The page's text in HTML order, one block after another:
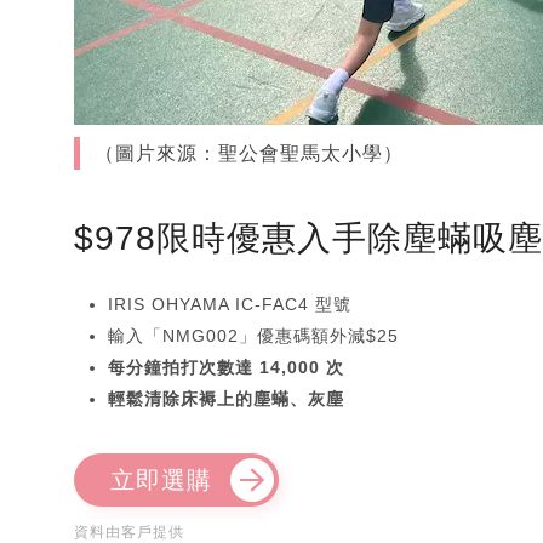
（圖片來源：聖公會聖馬太小學）
$978限時優惠入手除塵蟎吸
IRIS OHYAMA IC-FAC4 型號
輸入「NMG002」優惠碼額外減$25
每分鐘拍打次數達 14,000 次
輕鬆清除床褥上的塵蟎、灰塵
立即選購
資料由客戶提供